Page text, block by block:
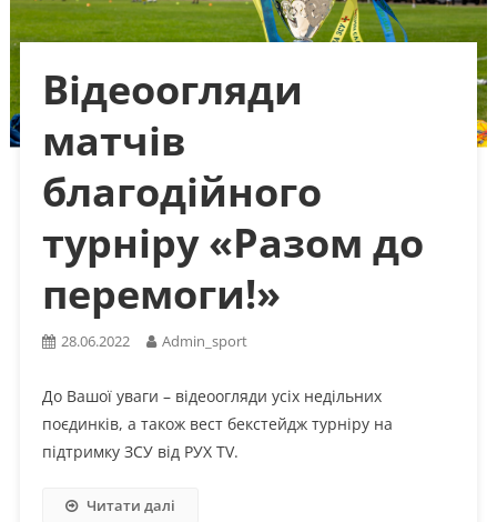
Відеоогляди
матчів
благодійного
турніру «Разом до
перемоги!»
28.06.2022 Admin_sport
До Вашої уваги – відеоогляди усіх недільних
поєдинків, а також вест бекстейдж турніру на
підтримку ЗСУ від РУХ TV.
Читати далі